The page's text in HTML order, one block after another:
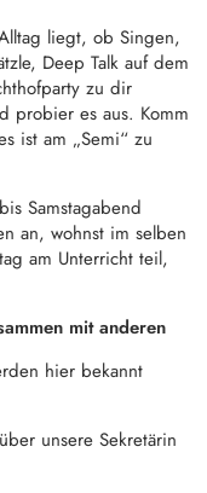
liegt, ob Singen,
Deep Talk auf dem
zu dir
probier es aus. Komm
ist am „Semi“ zu
Samstagabend
an, wohnst im selben
am Unterricht teil,
mit anderen
hier bekannt
über unsere Sekretärin